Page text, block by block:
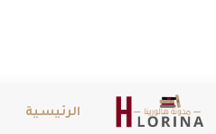
الرئيسية